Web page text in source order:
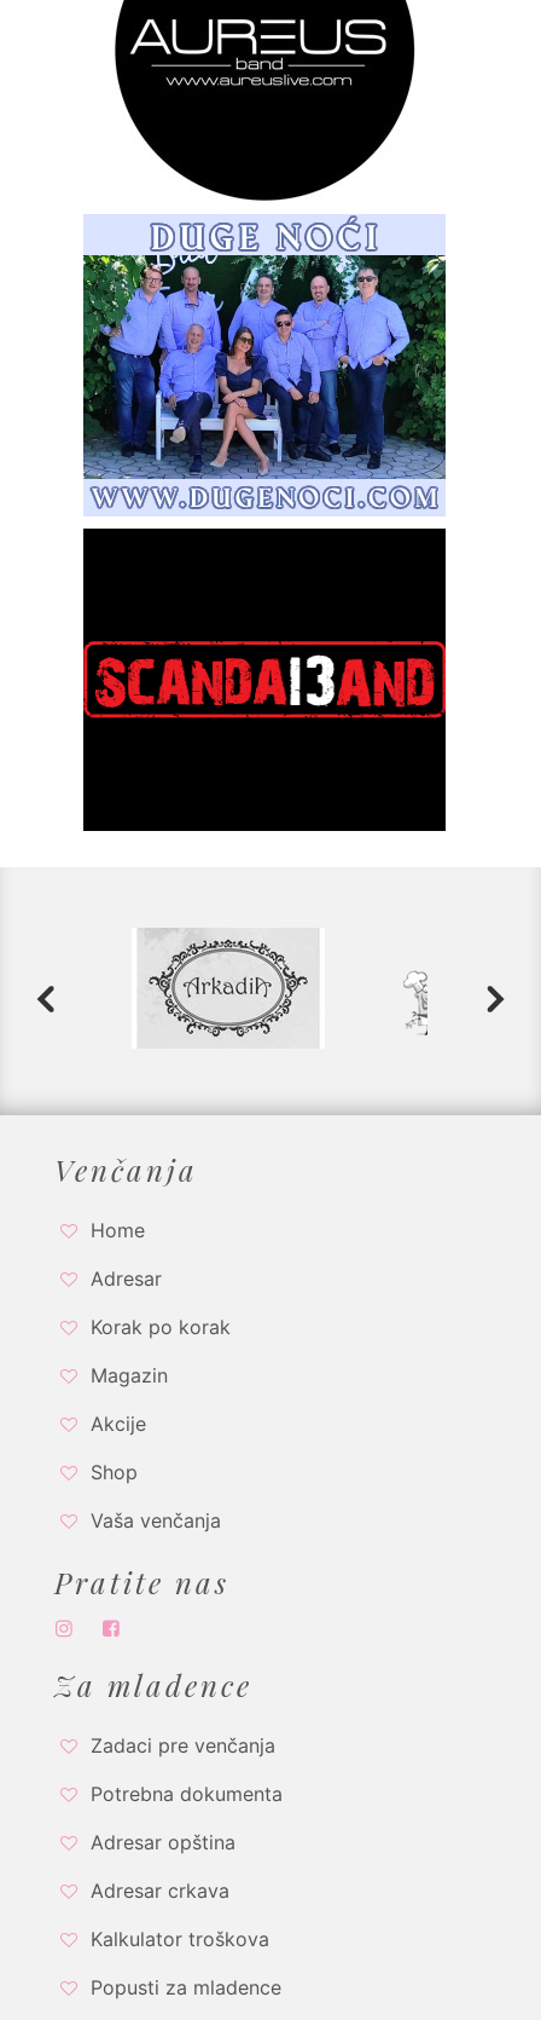
Venčanja
Home
Adresar
Korak po korak
Magazin
Akcije
Shop
Vaša venčanja
Pratite nas
Za mladence
Zadaci pre venčanja
Potrebna dokumenta
Adresar opština
Adresar crkava
Kalkulator troškova
Popusti za mladence